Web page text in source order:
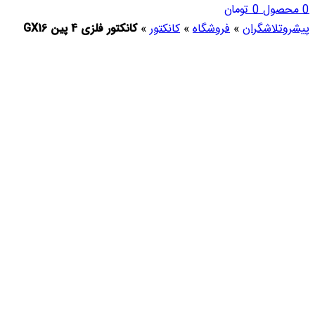
0محصول0تومان
پیشروتلاشگران» فروشگاه» کانکتور»کانکتور فلزی 4 پین GX16